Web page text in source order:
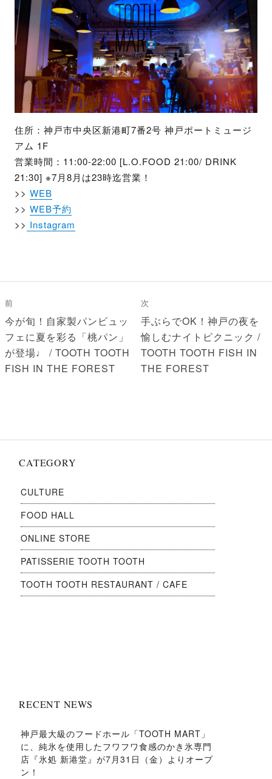
住所：神戸市中央区新港町7番2号 神戸ポートミュージ
アム 1F
営業時間：11:00-22:00 [L.O.FOOD 21:00/ DRINK
21:30] ※7月8月は23時迄営業！
>> WEB
>> WEB予約
>> Instagram
稿
ナ
ビ
ゲ
ー
前
前
の
投
稿:
今が旬！自家製パンビュッ
フェに夏を彩る「桃パン」
が登場♩ / TOOTH TOOTH
FISH IN THE FOREST
次
次
の
投
稿:
手ぶらでOK！神戸の夜を
愉しむナイトピクニック /
TOOTH TOOTH FISH IN
THE FOREST
CATEGORY
CULTURE
FOOD HALL
ONLINE STORE
PATISSERIE TOOTH TOOTH
TOOTH TOOTH RESTAURANT / CAFE
RECENT NEWS
神戸最大級のフードホール「TOOTH MART」
に、純氷を使用したフワフワ食感のかき氷専門
店『氷処 新港堂』が7月31日（金）よりオープ
ン！